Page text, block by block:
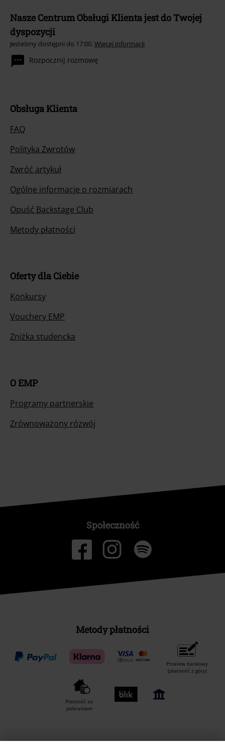
Nasze Centrum Obsługi Klienta jest do Twojej
dyspozycji
Jesteśmy dostępni do 17:00.
Obsługa Klienta
FAQ
Polityka Zwrotów
Zwróć artykuł
Ogólne informacje o rozmiarach
Opuść Backstage Club
Metody płatności
Oferty dla Ciebie
Konkursy
Vouchery EMP
Zniżka studencka
O EMP
Programy partnerskie
Zrównoważony rózwój
Społeczność
Metody płatności
Przelew bankowy
(płatność z góry)
Płatność za
pobraniem
Wysyłka